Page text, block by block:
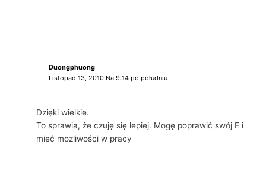
Duongphuong
Listopad 13, 2010 Na 9:14 po południu
Dzięki wielkie.
To sprawia, że ​​czuję się lepiej. Mogę poprawić swój E i
mieć możliwości w pracy